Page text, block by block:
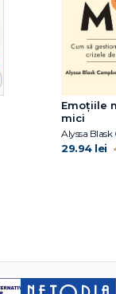
Emoțiile
mici
Alyssa
29.94 lei